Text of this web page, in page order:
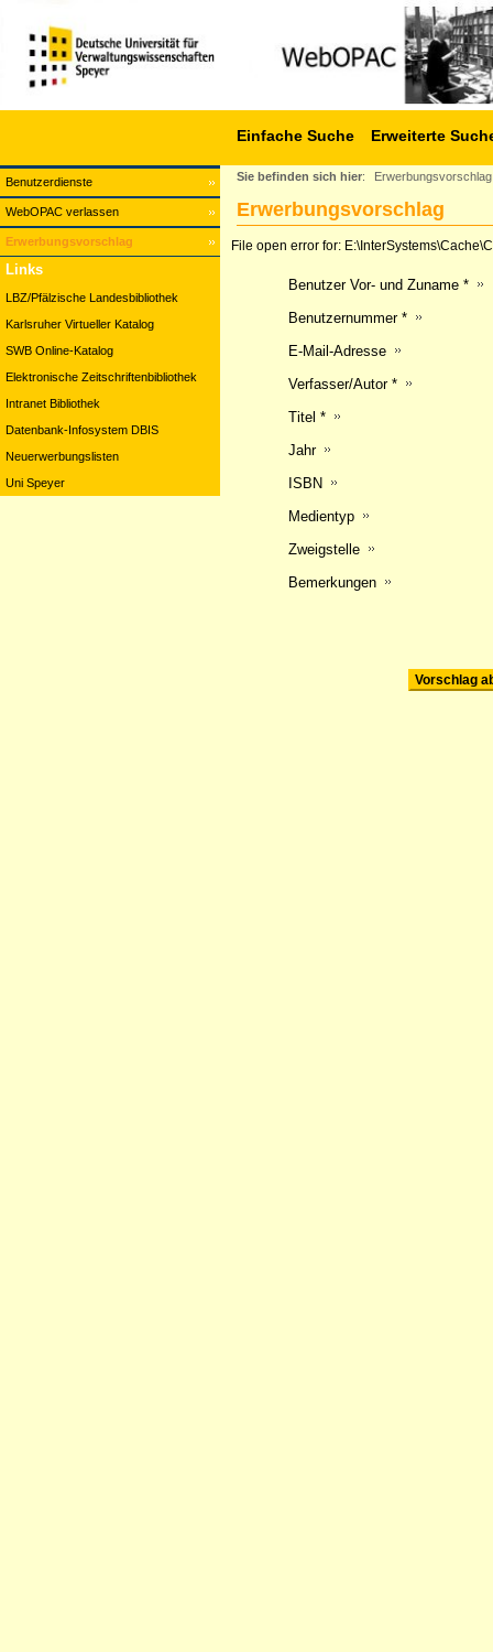
Benutzerdienste
WebOPAC verlassen
Erwerbungsvorschlag
Einfache Suche Erweiterte
Links
LBZ/Pfälzische Landesbibliothek
Karlsruher Virtueller Katalog
SWB Online-Katalog
Elektronische Zeitschriftenbibliothek
Intranet Bibliothek
Datenbank-Infosystem DBIS
Neuerwerbungslisten
Uni Speyer
Sie befinden sich hier: Erwerbungsvorschlag
Erwerbungsvorschlag
File open error for:
Benutzer Vor- und Zuname *
Benutzernummer *
E-Mail-Adresse
Verfasser/Autor *
Titel *
Jahr
ISBN
Medientyp
Zweigstelle
Bemerkungen